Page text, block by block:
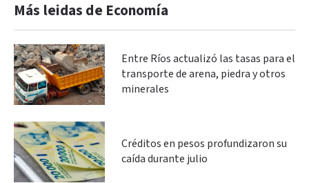
Más leidas de Economía
Entre Ríos actualizó las tasas para el
transporte de arena, piedra y otros
minerales
Créditos en pesos profundizaron su
caída durante julio